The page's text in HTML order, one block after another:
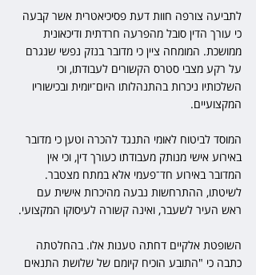
לתביעה צורפה חוות דעת פסיכיאטרית אשר קבעה
כי עורך הדין סובל מהפרעה חרדתית ודיכאונית
ממושכת. המומחה ציין כי מדובר בנזק נפשי שנגרם
על רקע מצבי סטרס הקשורים לעבודתו, וכי
השלכותיו ניכרות בהתנהלותו היום־יומית ובכישוריו
המקצועיים.
המוסד לביטוח לאומי התנגד להכרה וטען כי מדובר
באירוע אישי מנותק מעבודתו כעורך דין, וכי אין
המדובר באירוע חד־פעמי אלא במתח מצטבר.
לשיטתו, ההתרחשות נבעה מהיכרות אישית עם
ראש העיר לשעבר, ואינה קשורה לעיסוקו המקצועי.
השופטת אלקיים דחתה טענות אלו. בהחלטתה
כתבה כי "התובע הוכיח קיומם של שלושת התנאים